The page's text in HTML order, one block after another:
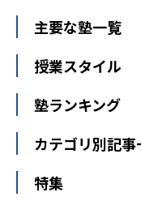
北海道・東北
山形県
福島県
関東
東京都
神奈川県
栃木県
群馬県
新潟県
主要な塾一覧
【掲載塾一覧を見
東京個別指導学院
明光義塾
個別教室のトライ
授業スタイル
個別指導
オンライン指導
塾ランキング
中学受験ランキン
カテゴリ別記事
中学受験
特集